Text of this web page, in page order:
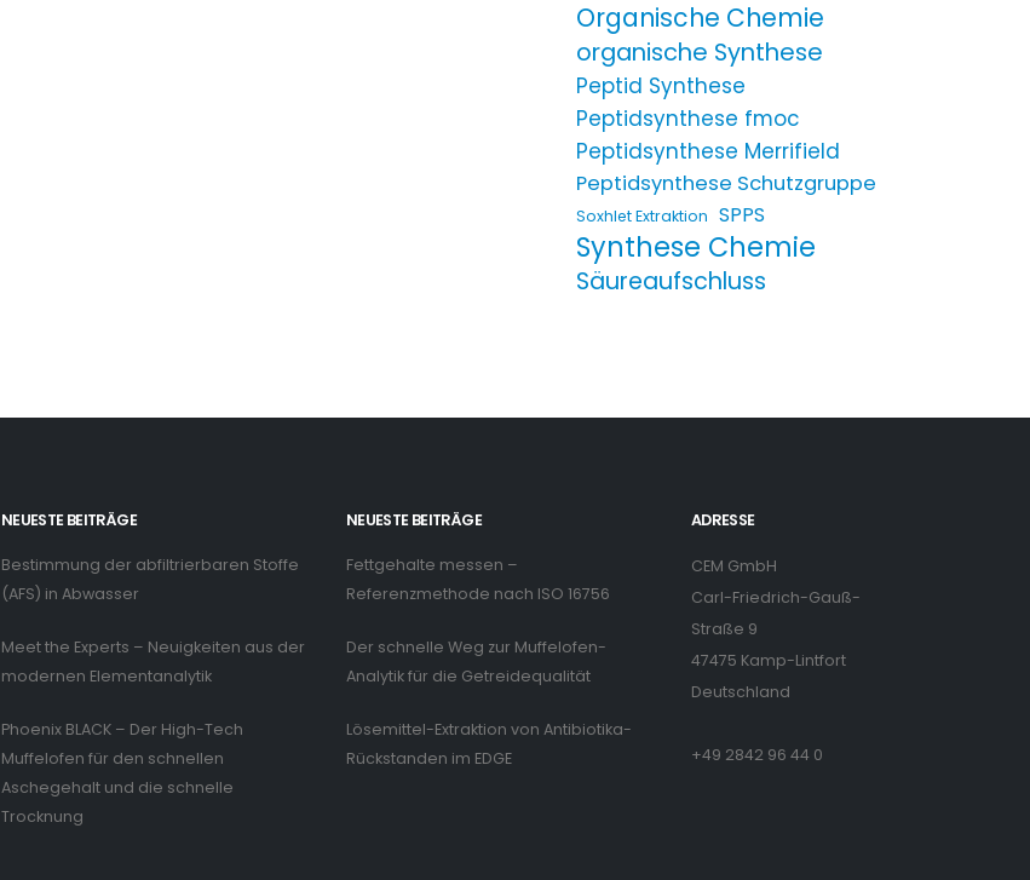
Organische Chemie
organische Synthese
Peptid Synthese
Peptidsynthese fmoc
Peptidsynthese Merrifield
Peptidsynthese Schutzgruppe
Soxhlet Extraktion SPPS
Synthese Chemie
Säureaufschluss
NEUESTE BEITRÄGE
Bestimmung der abfiltrierbaren Stoffe
(AFS) in Abwasser
Meet the Experts – Neuigkeiten aus der
modernen Elementanalytik
Phoenix BLACK – Der High-Tech
Muffelofen für den schnellen
Aschegehalt und die schnelle
Trocknung
NEUESTE BEITRÄGE
Fettgehalte messen –
Referenzmethode nach ISO 16756
Der schnelle Weg zur Muffelofen-
Analytik für die Getreidequalität
Lösemittel-Extraktion von Antibiotika-
Rückstanden im EDGE
ADRESSE
CEM GmbH
Carl-Friedrich-Gauß-
Straße 9
47475 Kamp-Lintfort
Deutschland
+49 2842 96 44 0